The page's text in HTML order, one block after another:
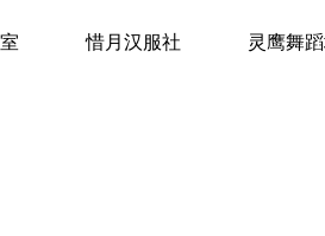
术工作室 惜月汉服社 灵鹰